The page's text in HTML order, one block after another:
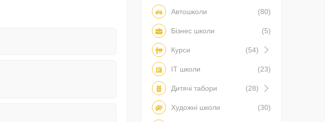
Автошколи (80)
Бізнес школи (5)
Курси (54)
IT школи (23)
Дитячі табори (28)
Художні школи (30)